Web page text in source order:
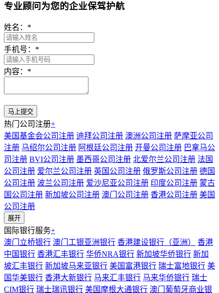
专业顾问为您的企业保驾护航
姓名： *
手机号： *
内容： *
热门公司注册+
美国基金会公司注册 迪拜公司注册 澳洲公司注册 萨摩亚公司
注册 马绍尔公司注册 阿根廷公司注册 开曼公司注册 巴拿马公
司注册 BVI公司注册 墨西哥公司注册 北爱尔兰公司注册 法国
公司注册 爱尔兰公司注册 英国公司注册 俄罗斯公司注册 德国
公司注册 波兰公司注册 爱沙尼亚公司注册 印度公司注册 蒙古
国公司注册 新加坡公司注册 澳门公司注册 香港公司注册 美国
公司注册
展开
国际银行服务+
澳门立桥银行 澳门工银亚洲银行 香港建设银行（亚洲）
香港
中国银行 香港汇丰银行 华侨NRA银行 新加坡华侨银行 新加
坡汇丰银行 新加坡马来亚银行 美国富港银行 瑞士富地银行 美
国华美银行 香港大新银行 马来汇丰银行 马来华侨银行 瑞士
CIM银行 瑞士瑞讯银行 美国摩根大通银行 澳门葡萄牙商业银